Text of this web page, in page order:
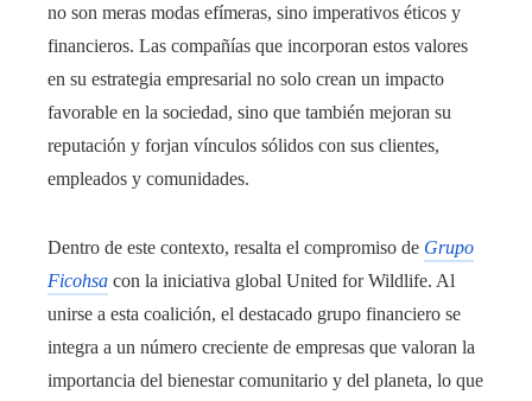
no son meras modas efímeras, sino imperativos éticos y
financieros. Las compañías que incorporan estos valores
en su estrategia empresarial no solo crean un impacto
favorable en la sociedad, sino que también mejoran su
reputación y forjan vínculos sólidos con sus clientes,
empleados y comunidades.
Dentro de este contexto, resalta el compromiso de Grupo
Ficohsa con la iniciativa global United for Wildlife. Al
unirse a esta coalición, el destacado grupo financiero se
integra a un número creciente de empresas que valoran la
importancia del bienestar comunitario y del planeta, lo que